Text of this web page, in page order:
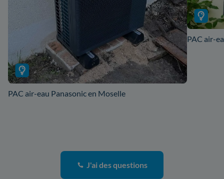
PAC air-eau Panasonic en Moselle
PAC air-
J'ai des questions